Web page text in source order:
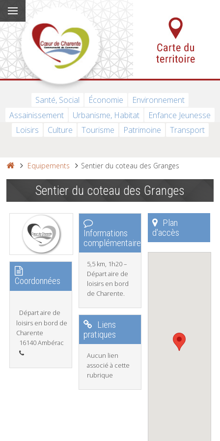
Santé, Social Économie
Environnement
Assainissement
Urbanisme, Habitat
Enfance Jeunesse
Loisirs
Culture Tourisme Patrimoine Transport
Equipements Sentier du coteau des Granges
Sentier du coteau des Granges
Coordonnées
Départ aire de
loisirs en bord de
Charente
16140 Ambérac
Informations
complémentaires
5,5 km, 1h20 –
Départ aire de
loisirs en bord
de Charente.
Liens
pratiques
Aucun lien
associé à cette
rubrique
Plan
d'accès